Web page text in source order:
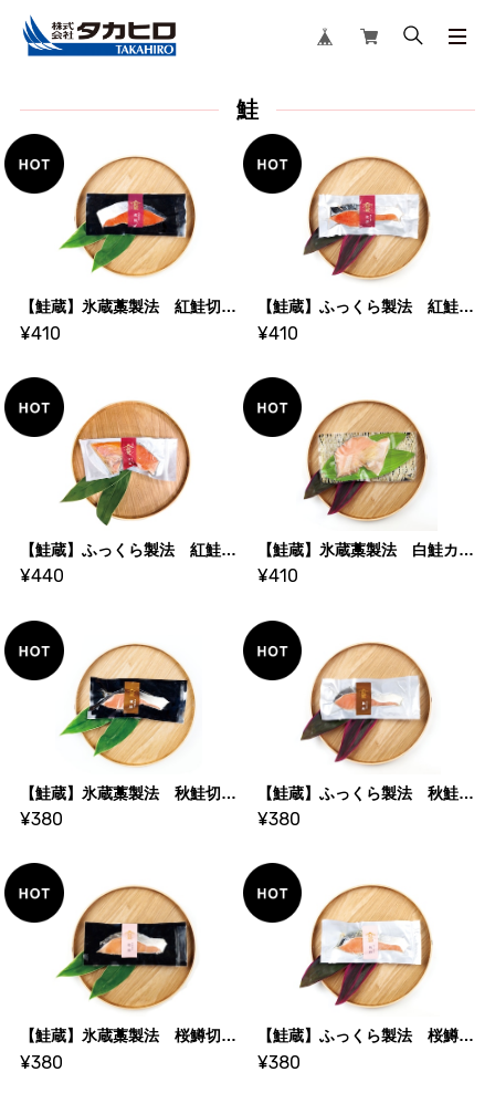
鮭
【鮭蔵】氷蔵藁製法 紅鮭切身 1切
¥410
【鮭蔵】ふっくら製法 紅鮭切身 1切
¥410
【鮭蔵】ふっくら製法 紅鮭カマ 1切
¥440
【鮭蔵】氷蔵藁製法 白鮭カマ 1切
¥410
【鮭蔵】氷蔵藁製法 秋鮭切身 1切
¥380
【鮭蔵】ふっくら製法 秋鮭切身 1切
¥380
【鮭蔵】氷蔵藁製法 桜鱒切身 1切
¥380
【鮭蔵】ふっくら製法 桜鱒切身 1切
¥380